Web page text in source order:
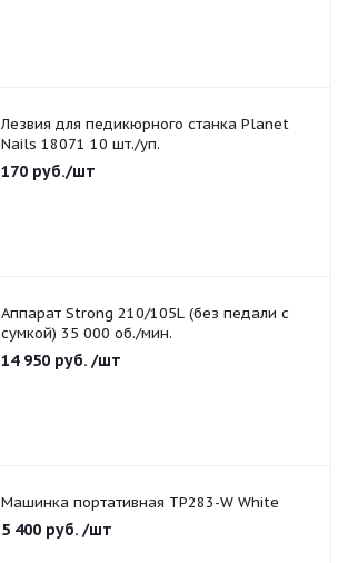
Лезвия для педикюрного станка Planet
Nails 18071 10 шт./уп.
170 руб./шт
Аппарат Strong 210/105L (без педали с
сумкой) 35 000 об./мин.
14 950 руб. /шт
Машинка портативная TP283-W White
5 400 руб. /шт